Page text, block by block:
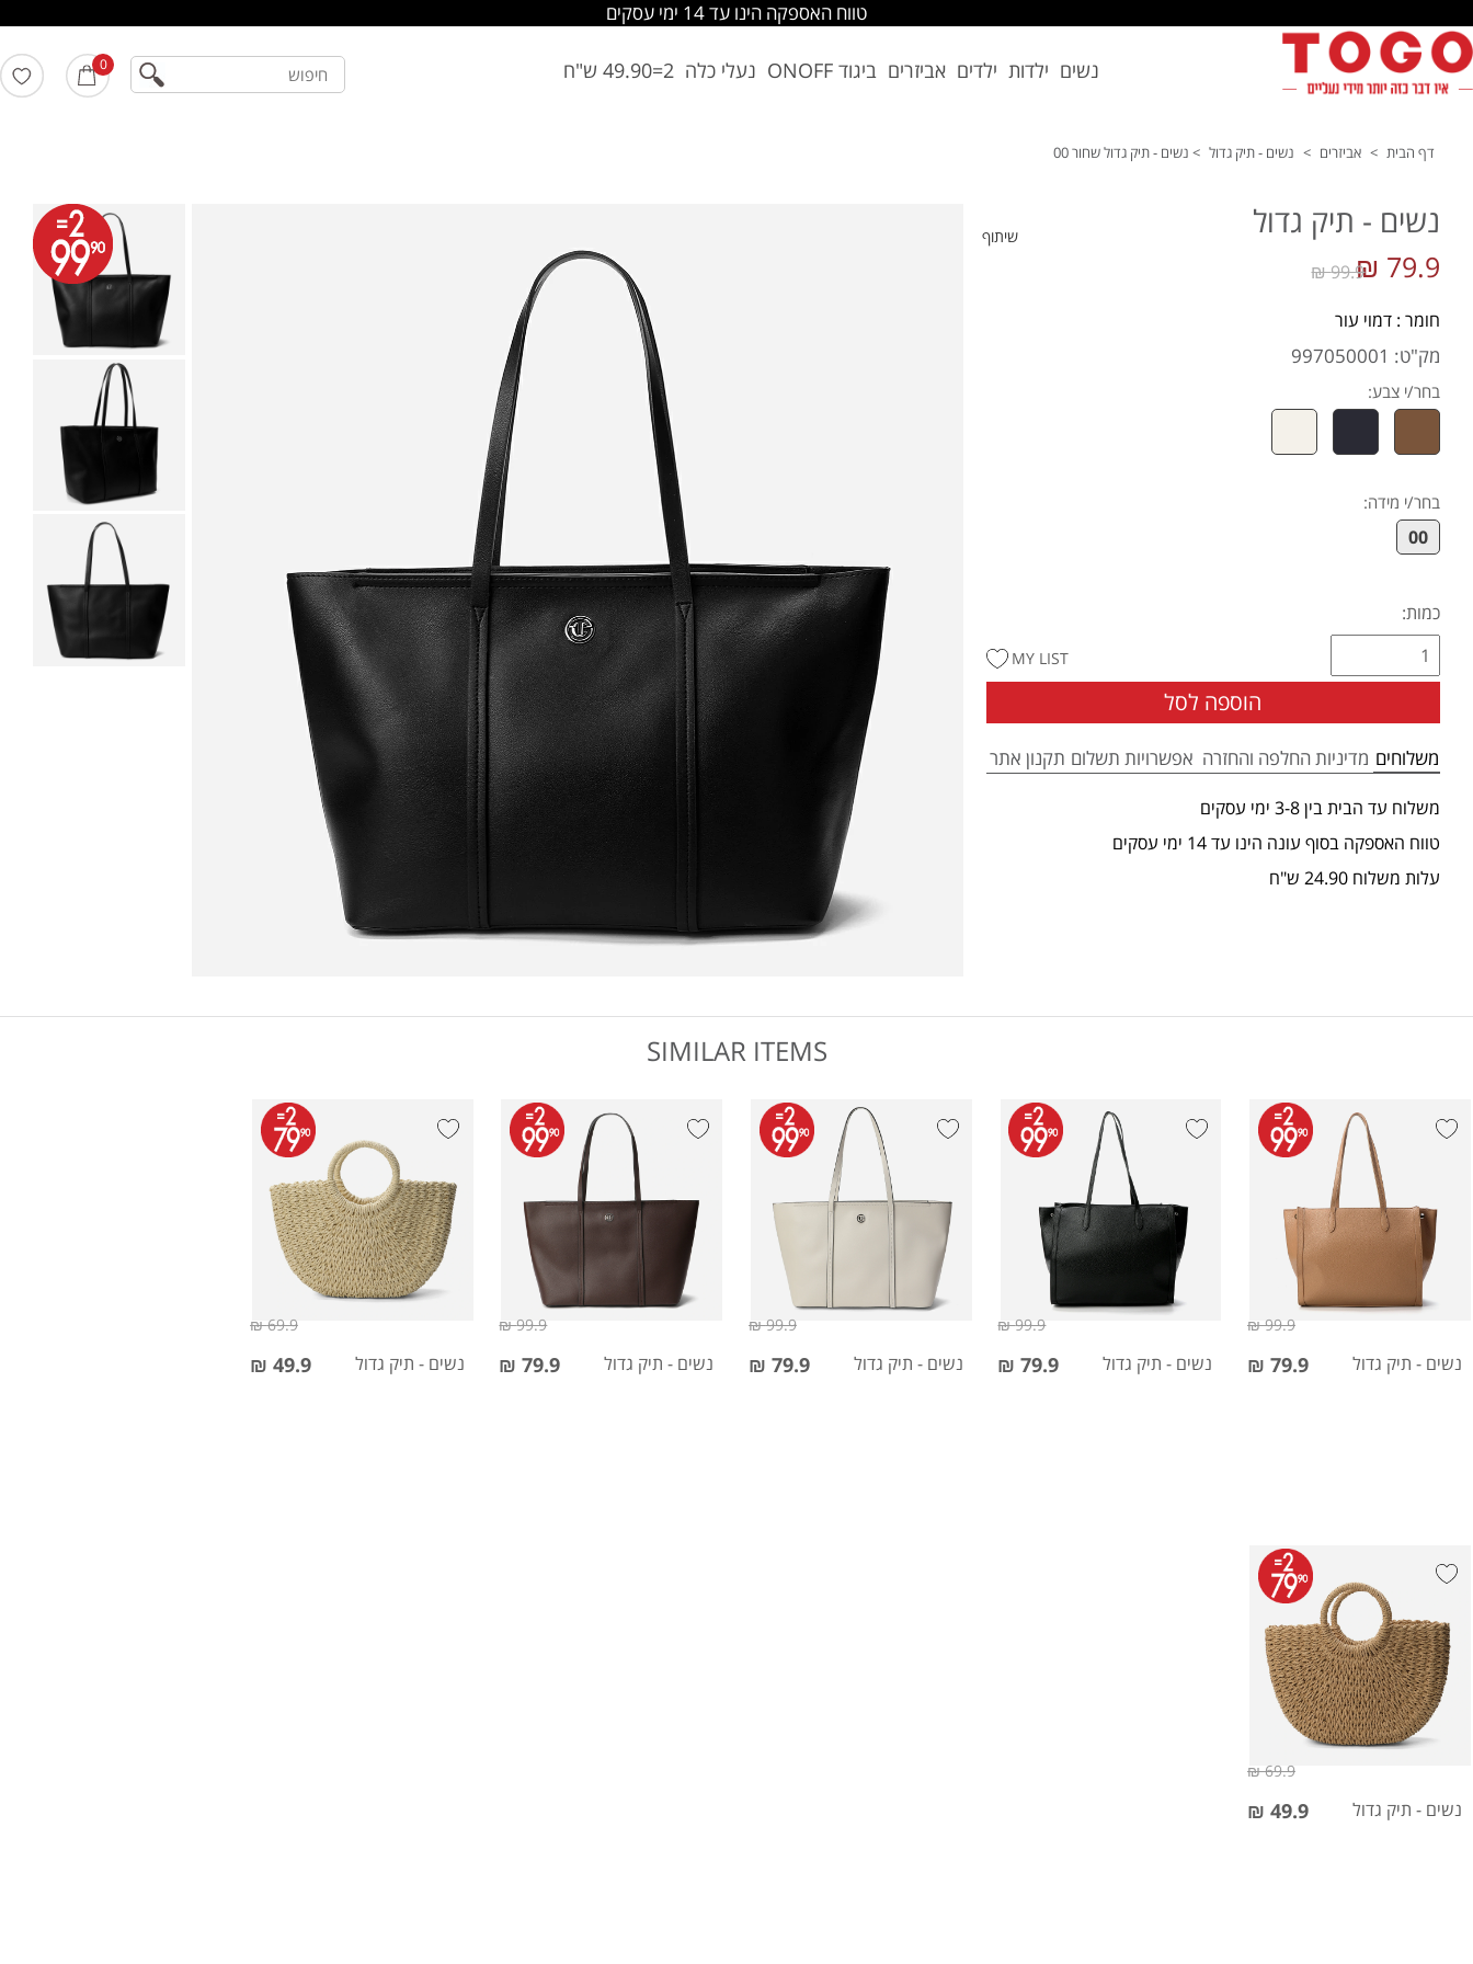
טווח האספקה הינו עד 14 ימי עסקים
נשים ילדות ילדים אביזרים ביגוד ONOFF נעלי כלה 2=49.90 ש"ח 0 חיפוש
דף הבית > אביזרים > נשים - תיק גדול > נשים - תיק גדול שחור 00
שיתוף נשים - תיק גדול
79.9 ₪
99.9 ₪
חומר : דמוי עור
מק"ט: 997050001
בחר/י צבע:
בחר/י מידה:
00
כמות:
הוספה לסל
MY LIST
משלוחים מדיניות החלפה והחזרה אפשרויות תשלום תקנון אתר
משלוח עד הבית בין 3-8 ימי עסקים
טווח האספקה בסוף עונה הינו עד 14 ימי עסקים
עלות משלוח 24.90 ש"ח
SIMILAR ITEMS
נשים - תיק גדול 79.9 ₪
99.9 ₪
נשים - תיק גדול 79.9 ₪
99.9 ₪
נשים - תיק גדול 79.9 ₪
99.9 ₪
נשים - תיק גדול 79.9 ₪
99.9 ₪
נשים - תיק גדול 49.9 ₪
69.9 ₪
נשים - תיק גדול 49.9 ₪
69.9 ₪